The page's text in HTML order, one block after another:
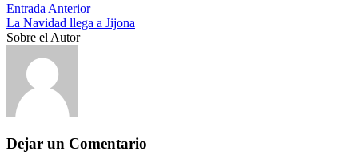
Entrada Anterior
La Navidad llega a Jijona
Sobre el Autor
Dejar un Comentario